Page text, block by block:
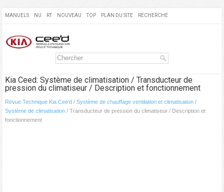
MANUELS NU RT NOUVEAU TOP PLAN DU SITE RECHERCHE
Kia Ceed: Système de climatisation / Transducteur de
pression du climatiseur / Description et fonctionnement
Revue Technique Kia Cee'd / Système de chauffage ventilation et climatisation /
Système de climatisation / Transducteur de pression du climatiseur / Description et
fonctionnement